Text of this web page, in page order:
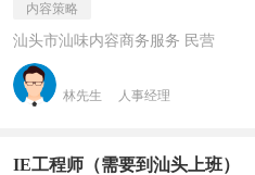
内容策略
汕头市汕味内容商务服务 民营
林先生 人事经理
IE工程师（需要到汕头上班）